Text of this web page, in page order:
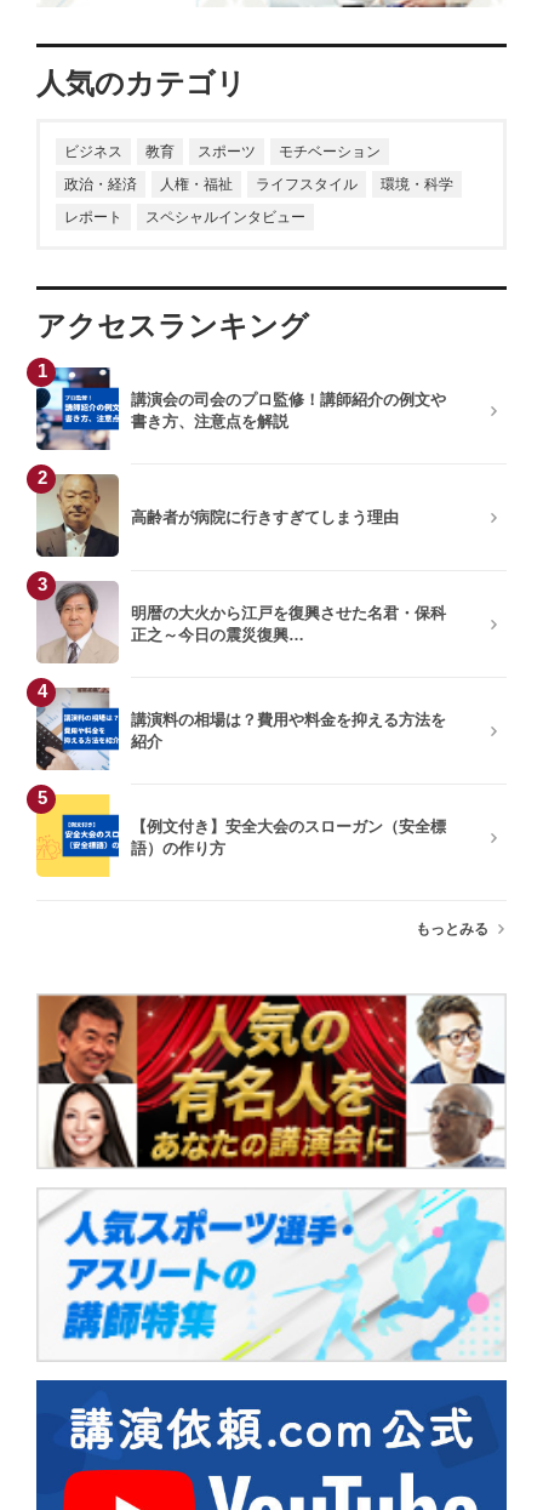
人気のカテゴリ
ビジネス 教育 スポーツ
モチベーション
政治・経済
人権・福祉 ライフスタイル
環境・科学
レポート
スペシャルインタビュー
アクセスランキング
1
講演会の司会のプロ監修！講師紹介の例文や
書き方、注意点を解説
2
高齢者が病院に行きすぎてしまう理由
3
明暦の大火から江戸を復興させた名君・保科
正之～今日の震災復興…
4
講演料の相場は？費用や料金を抑える方法を
紹介
5
【例文付き】安全大会のスローガン（安全標
語）の作り方
もっとみる